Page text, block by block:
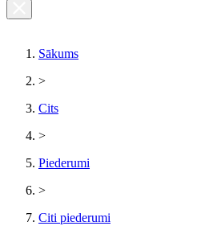
Sākums
>
Cits
>
Piederumi
>
Citi piederumi